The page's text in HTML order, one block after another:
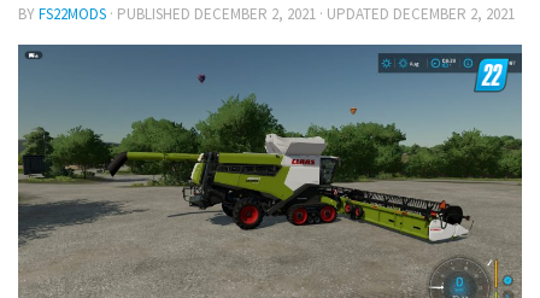
BYFS22MODS · PUBLISHED DECEMBER 2, 2021 · UPDATED DECEMBER 2, 2021